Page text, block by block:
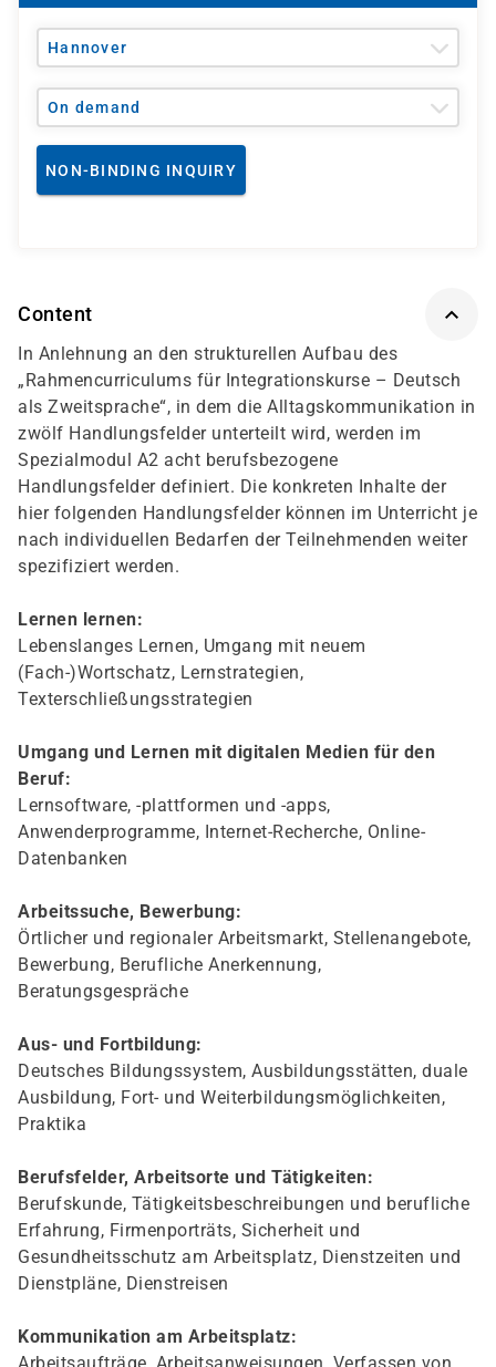
Hannover
On demand
NON-BINDING INQUIRY
Content
In Anlehnung an den strukturellen Aufbau des
„Rahmencurriculums für Integrationskurse – Deutsch
als Zweitsprache“, in dem die Alltagskommunikation in
zwölf Handlungsfelder unterteilt wird, werden im
Spezialmodul A2 acht berufsbezogene
Handlungsfelder definiert. Die konkreten Inhalte der
hier folgenden Handlungsfelder können im Unterricht je
nach individuellen Bedarfen der Teilnehmenden weiter
spezifiziert werden.
Lernen lernen:
Lebenslanges Lernen, Umgang mit neuem
(Fach-)Wortschatz, Lernstrategien,
Texterschließungsstrategien
Umgang und Lernen mit digitalen Medien für den
Beruf:
Lernsoftware, -plattformen und -apps,
Anwenderprogramme, Internet-Recherche, Online-
Datenbanken
Arbeitssuche, Bewerbung:
Örtlicher und regionaler Arbeitsmarkt, Stellenangebote,
Bewerbung, Berufliche Anerkennung,
Beratungsgespräche
Aus- und Fortbildung:
Deutsches Bildungssystem, Ausbildungsstätten, duale
Ausbildung, Fort- und Weiterbildungsmöglichkeiten,
Praktika
Berufsfelder, Arbeitsorte und Tätigkeiten:
Berufskunde, Tätigkeitsbeschreibungen und berufliche
Erfahrung, Firmenporträts, Sicherheit und
Gesundheitsschutz am Arbeitsplatz, Dienstzeiten und
Dienstpläne, Dienstreisen
Kommunikation am Arbeitsplatz: